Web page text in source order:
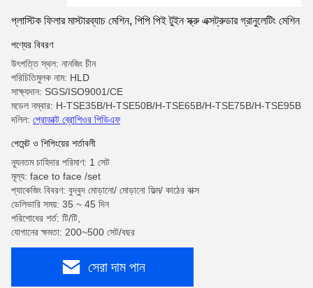
প্লাস্টিক ফিলার মাস্টারব্যাচ মেশিন, পিপি পিই টুইন স্ক্রু এক্সট্রুডার গ্রানুলেটিং মেশিন
পণ্যের বিবরণ
উৎপত্তি স্থল: নানজিং চীন
পরিচিতিমুলক নাম: HLD
সাক্ষ্যদান: SGS/ISO9001/CE
মডেল নম্বার: H-TSE35B/H-TSE50B/H-TSE65B/H-TSE75B/H-TSE95B
দলিল: প্রোডাক্ট ব্রোশিওর পিডিএফ
পেমেন্ট ও শিপিংয়ের শর্তাবলী
ন্যূনতম চাহিদার পরিমাণ: 1 সেট
মূল্য: face to face /set
প্যাকেজিং বিবরণ: বুদ্বুদ মোড়ানো/ মোড়ানো ফিল্ম/ কাঠের বাক্স
ডেলিভারি সময়: 35 ~ 45 দিন
পরিশোধের শর্ত: টি/টি,
যোগানের ক্ষমতা: 200~500 সেট/বছর
সেরা দাম পান